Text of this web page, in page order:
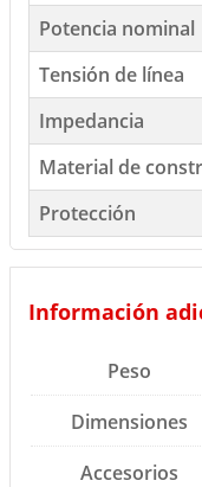
Potencia nominal
Tensión de línea
Impedancia
Material de
Protección
Información
Peso
Dimensiones
Accesorios